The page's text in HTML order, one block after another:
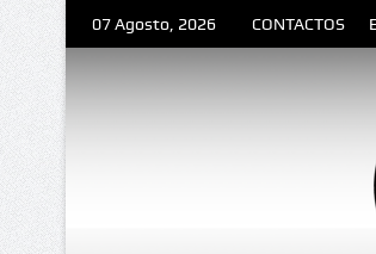
07 Agosto, 2026 CONTACTOS